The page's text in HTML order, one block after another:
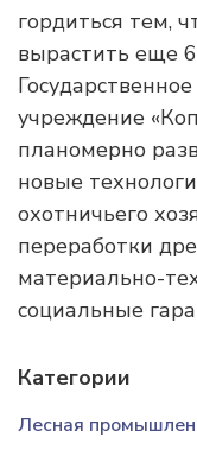
гордиться тем,
вырастить еще
учреждение
планомерно
новые
охотничьего
переработки
материально-
социальные
Категории
Лесная